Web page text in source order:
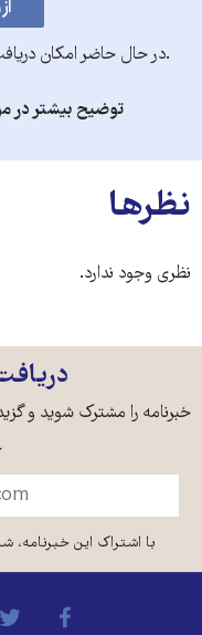
.در حال حاضر امکان
توضیح بیشتر در
نظرها
نظری وجود ندارد.
خبرنامه را مشترک شوید و
با اشتراک این خبرنامه،